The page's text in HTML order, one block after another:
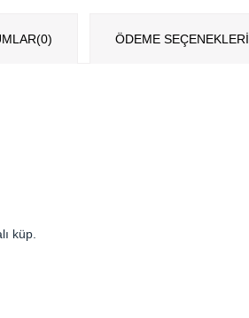
(0) ÖDEME SEÇENEKLERI
küp.